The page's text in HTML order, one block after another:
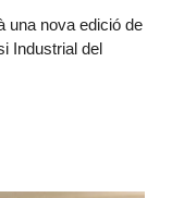
una nova edició de
Industrial del